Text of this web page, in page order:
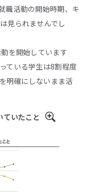
職活動の開始時期、キ
見られませんでし
を開始しています
ている学生は8割程度
明確にしないまま活
ていたこと